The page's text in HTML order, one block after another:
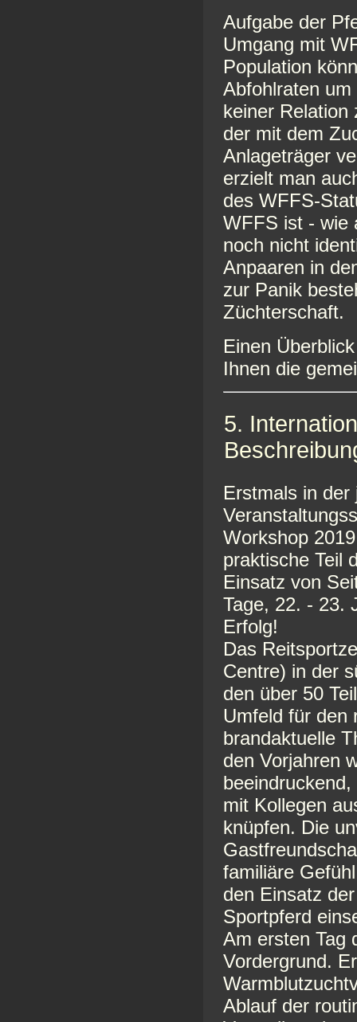
Aufgabe der
Umgang mit
Population
Abfohlraten
keiner Relation
der mit dem
Anlageträger
erzielt man
des WFFS-
WFFS ist - wie
noch nicht
Anpaaren in
zur Panik
Züchterschaft.
Einen
Ihnen die
5.
Erstmals in
Workshop
praktische Teil
Einsatz von
Tage, 22. - 23.
Erfolg!
Das
Centre) in der
den über 50
Umfeld für den
brandaktuelle
den Vorjahren
mit Kollegen
knüpfen. Die
familiäre
den Einsatz
Sportpferd
Am ersten Tag
Vordergrund.
Ablauf der